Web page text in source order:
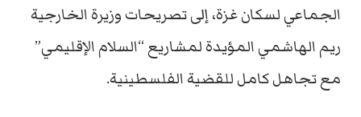
الجماعي لسكان غزة، إلى تصريحات وزيرة الخارجية
ريم الهاشمي المؤيدة لمشاريع “السلام الإقليمي”
مع تجاهل كامل للقضية الفلسطينية.